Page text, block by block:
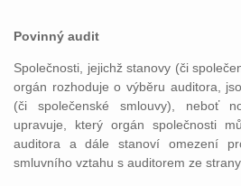
Povinný audit
Společnosti, jejichž stanovy (či
orgán rozhoduje o výběru auditora,
(či společenské smlouvy), neboť
upravuje, který orgán společnosti
auditora a dále stanoví omezení
smluvního vztahu s auditorem ze